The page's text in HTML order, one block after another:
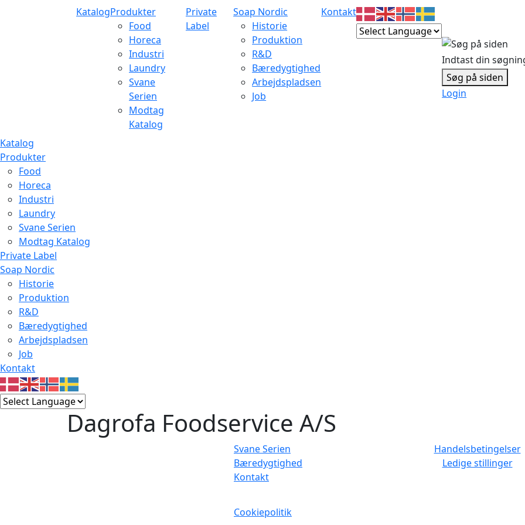
KatalogProdukter
Food
Horeca
Industri
Laundry
Svane
Serien
Modtag
Katalog
Private
Label
Soap Nordic
Historie
Produktion
R&D
Bæredygtighed
Arbejdspladsen
Job
Kontakt
Indtast din
Søg på siden
Login
Katalog
Produkter
Food
Horeca
Industri
Laundry
Svane Serien
Modtag Katalog
Private Label
Soap Nordic
Historie
Produktion
R&D
Bæredygtighed
Arbejdspladsen
Job
Kontakt
Dagrofa Foodservice A/S
Svane Serien
Bæredygtighed
Kontakt
Cookiepolitik
Handelsbetingelser
Ledige stillinger